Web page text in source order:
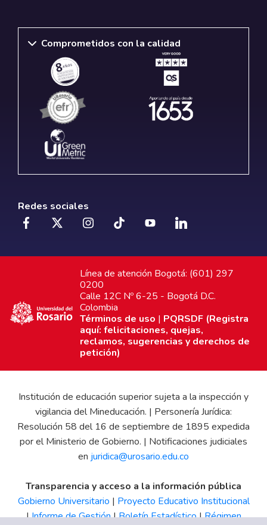
Comprometidos con la calidad
Redes sociales
Línea de atención Bogotá: (601) 297
0200
Calle 12C Nº 6-25 - Bogotá D.C.
Colombia
Términos de uso | PQRSDF (Registra
aquí: felicitaciones, quejas,
reclamos, sugerencias y derechos de
petición)
Institución de educación superior sujeta a la inspección y
vigilancia del Mineducación. | Personería Jurídica:
Resolución 58 del 16 de septiembre de 1895 expedida
por el Ministerio de Gobierno. | Notificaciones judiciales
en juridica@urosario.edu.co
Transparencia y acceso a la información pública
Gobierno Universitario | Proyecto Educativo Institucional
|Informe de Gestión|Boletín Estadístico|Régimen